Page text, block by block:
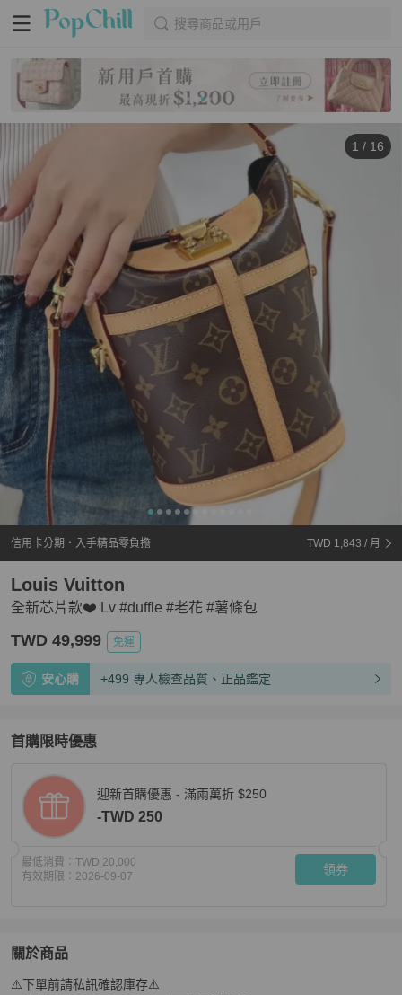
搜尋商品或用戶
1 / 16
信用卡分期・入手精品零負擔 TWD 1,843 / 月
全新芯片款❤️ Lv #duffle #老花 #薯條包
Louis Vuitton
TWD 49,999 免運
安心購 +499 專人檢查品質、正品鑑定
首購限時優惠
迎新首購優惠 - 滿兩萬折 $250
-TWD 250
最低消費： TWD 20,000
有效期限： 2026-09-07 領券
關於商品
關於全新芯片款❤️ Lv #duffle #老花 #薯條包
⚠️下單前請私訊確認庫存⚠️